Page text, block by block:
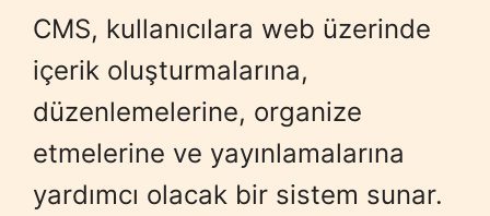
CMS, kullanıcılara web üzerinde
içerik oluşturmalarına,
düzenlemelerine, organize
etmelerine ve yayınlamalarına
yardımcı olacak bir sistem sunar.